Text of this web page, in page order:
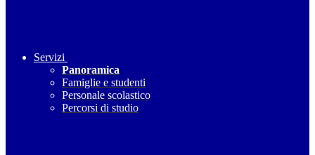
Servizi
Panoramica
Famiglie e studenti
Personale scolastico
Percorsi di studio